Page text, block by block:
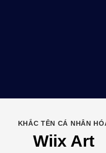
KHẮC TÊN CÁ NHÂN
Wiix Art